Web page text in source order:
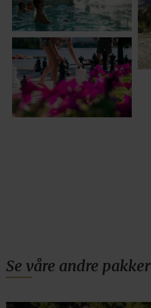
Se våre andre pakker